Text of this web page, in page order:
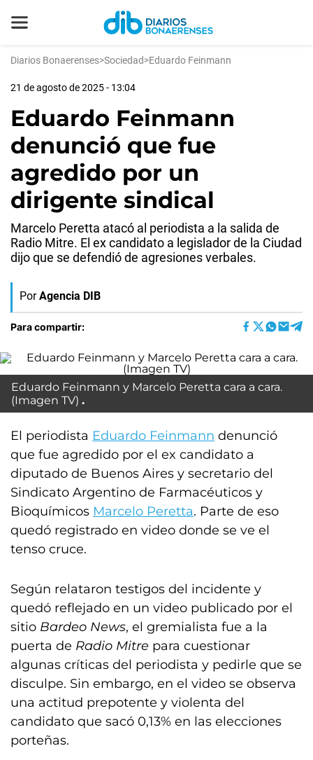
Diarios Bonaerenses>Sociedad>Eduardo Feinmann
21 de agosto de 2025 - 13:04
Eduardo Feinmann
denunció que fue
agredido por un
dirigente sindical
Marcelo Peretta atacó al periodista a la salida de
Radio Mitre. El ex candidato a legislador de la Ciudad
dijo que se defendió de agresiones verbales.
Por Agencia DIB
Para compartir:
Eduardo Feinmann y Marcelo Peretta cara a cara.
(Imagen TV)
El periodista Eduardo Feinmann denunció
que fue agredido por el ex candidato a
diputado de Buenos Aires y secretario del
Sindicato Argentino de Farmacéuticos y
Bioquímicos Marcelo Peretta. Parte de eso
quedó registrado en video donde se ve el
tenso cruce.
Según relataron testigos del incidente y
quedó reflejado en un video publicado por el
sitio Bardeo News, el gremialista fue a la
puerta de Radio Mitre para cuestionar
algunas críticas del periodista y pedirle que se
disculpe. Sin embargo, en el video se observa
una actitud prepotente y violenta del
candidato que sacó 0,13% en las elecciones
porteñas.